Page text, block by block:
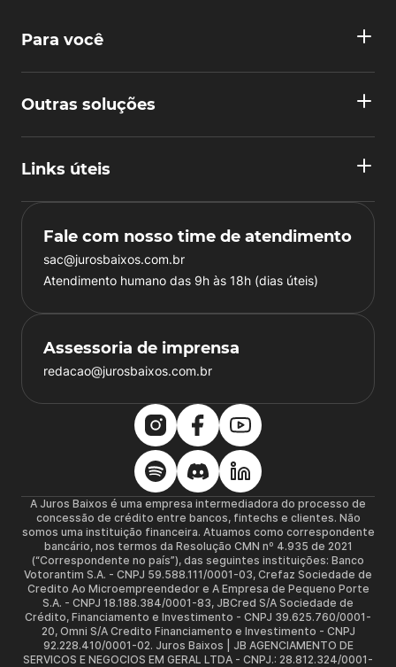
Para você
Outras soluções
Links úteis
Fale com nosso time de atendimento
sac@jurosbaixos.com.br
Atendimento humano das 9h às 18h (dias úteis)
Assessoria de imprensa
redacao@jurosbaixos.com.br
A Juros Baixos é uma empresa intermediadora do processo de
concessão de crédito entre bancos, fintechs e clientes. Não
somos uma instituição financeira. Atuamos como correspondente
bancário, nos termos da Resolução CMN nº 4.935 de 2021
(“Correspondente no país”), das seguintes instituições: Banco
Votorantim S.A. - CNPJ 59.588.111/0001-03, Crefaz Sociedade de
Credito Ao Microempreendedor e A Empresa de Pequeno Porte
S.A. - CNPJ 18.188.384/0001-83, JBCred S/A Sociedade de
Crédito, Financiamento e Investimento - CNPJ 39.625.760/0001-
20, Omni S/A Credito Financiamento e Investimento - CNPJ
92.228.410/0001-02. Juros Baixos | JB AGENCIAMENTO DE
SERVICOS E NEGOCIOS EM GERAL LTDA - CNPJ.: 28.812.324/0001-